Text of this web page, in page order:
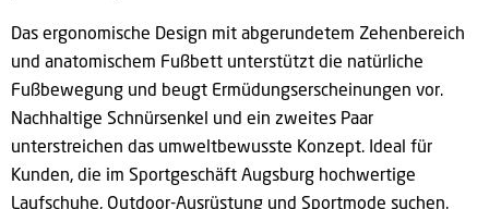
Das ergonomische Design mit abgerundetem Zehenbereich
und anatomischem Fußbett unterstützt die natürliche
Fußbewegung und beugt Ermüdungserscheinungen vor.
Nachhaltige Schnürsenkel und ein zweites Paar
unterstreichen das umweltbewusste Konzept. Ideal für
Kunden, die im Sportgeschäft Augsburg hochwertige
Laufschuhe, Outdoor-Ausrüstung und Sportmode suchen.